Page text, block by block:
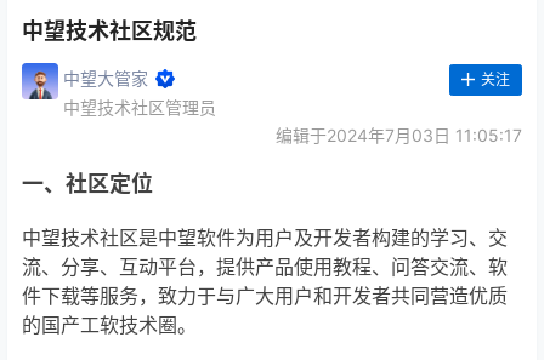
中望技术社区规范
中望大管家
中望技术社区管理员
关注
编辑于2024年7月03日 11:05:17
一、社区定位
中望技术社区是中望软件为用户及开发者构建的学习、交
流、分享、互动平台，提供产品使用教程、问答交流、软
件下载等服务，致力于与广大用户和开发者共同营造优质
的国产工软技术圈。